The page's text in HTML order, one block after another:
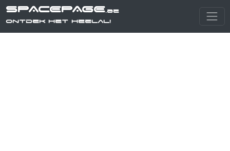
SPACEPAGE.be
Ontdek het heelal!